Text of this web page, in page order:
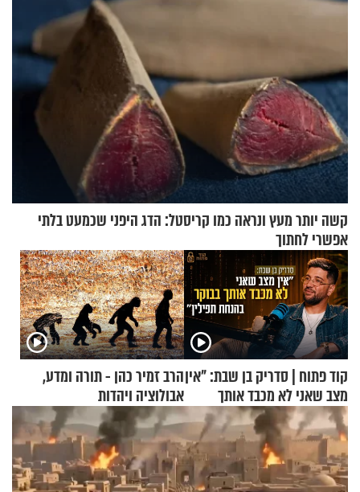
קשה יותר מעץ ונראה כמו קריסטל: הדג היפני שכמעט בלתי
אפשרי לחתוך
קוד פתוח | סדריק בן שבת: "אין
מצב שאני לא מכבד אותך
בבוקר בהנחת תפילין"
הרב זמיר כהן - תורה ומדע,
אבולוציה ויהדות